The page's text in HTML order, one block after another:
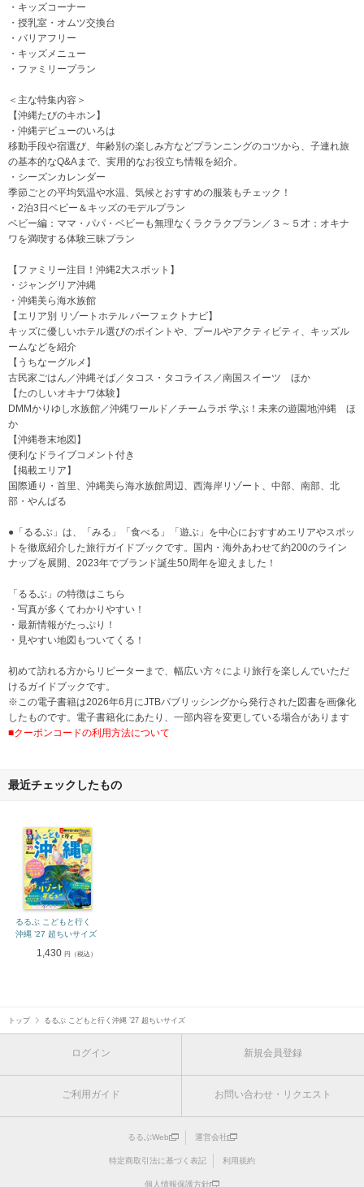
・キッズコーナー
・授乳室・オムツ交換台
・バリアフリー
・キッズメニュー
・ファミリープラン
＜主な特集内容＞
【沖縄たびのキホン】
・沖縄デビューのいろは
移動手段や宿選び、年齢別の楽しみ方などプランニングのコツから、子連れ旅
の基本的なQ&Aまで、実用的なお役立ち情報を紹介。
・シーズンカレンダー
季節ごとの平均気温や水温、気候とおすすめの服装もチェック！
・2泊3日ベビー＆キッズのモデルプラン
ベビー編：ママ・パパ・ベビーも無理なくラクラクプラン／３～５才：オキナ
ワを満喫する体験三昧プラン
【ファミリー注目！沖縄2大スポット】
・ジャングリア沖縄
・沖縄美ら海水族館
【エリア別 リゾートホテル パーフェクトナビ】
キッズに優しいホテル選びのポイントや、プールやアクティビティ、キッズル
ームなどを紹介
【うちなーグルメ】
古民家ごはん／沖縄そば／タコス・タコライス／南国スイーツ ほか
【たのしいオキナワ体験】
DMMかりゆし水族館／沖縄ワールド／チームラボ 学ぶ！未来の遊園地沖縄 ほ
か
【沖縄巻末地図】
便利なドライブコメント付き
【掲載エリア】
国際通り・首里、沖縄美ら海水族館周辺、西海岸リゾート、中部、南部、北
部・やんばる
●「るるぶ」は、「みる」「食べる」「遊ぶ」を中心におすすめエリアやスポッ
トを徹底紹介した旅行ガイドブックです。国内・海外あわせて約200のライン
ナップを展開、2023年でブランド誕生50周年を迎えました！
「るるぶ」の特徴はこちら
・写真が多くてわかりやすい！
・最新情報がたっぷり！
・見やすい地図もついてくる！
初めて訪れる方からリピーターまで、幅広い方々により旅行を楽しんでいただ
けるガイドブックです。
※この電子書籍は2026年6月にJTBパブリッシングから発行された図書を画像化
したものです。電子書籍化にあたり、一部内容を変更している場合があります
■クーポンコードの利用方法について
最近チェックしたもの
るるぶ こどもと行く
沖縄 ’27 超ちいサイズ
1,430円（税込）
トップ るるぶ こどもと行く沖縄 ’27 超ちいサイズ
ログイン 新規会員登録
ご利用ガイド お問い合わせ・リクエスト
るるぶWeb 運営会社
特定商取引法に基づく表記 利用規約
個人情報保護方針